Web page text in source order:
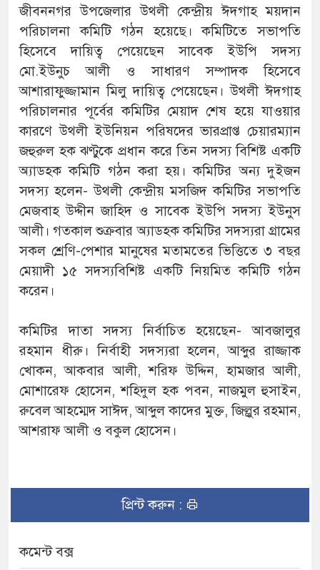
জীবননগর উপজেলার উথলী কেন্দ্রীয় ঈদগাহ ময়দান
পরিচালনা কমিটি গঠন হয়েছে। কমিটিতে সভাপতি
হিসেবে দায়িত্ব পেয়েছেন সাবেক ইউপি সদস্য
মো.ইউনুচ আলী ও সাধারণ সম্পাদক হিসেবে
আশারাফুজ্জামান মিলু দায়িত্ব পেয়েছেন। উথলী ঈদগাহ
পরিচালনার পূর্বের কমিটির মেয়াদ শেষ হয়ে যাওয়ার
কারণে উথলী ইউনিয়ন পরিষদের ভারপ্রাপ্ত চেয়ারম্যান
জহুরুল হক ঝণ্টুকে প্রধান করে তিন সদস্য বিশিষ্ট একটি
অ্যাডহক কমিটি গঠন করা হয়। কমিটির অন্য দুইজন
সদস্য হলেন- উথলী কেন্দ্রীয় মসজিদ কমিটির সভাপতি
মেজবাহ উদ্দীন জাহিদ ও সাবেক ইউপি সদস্য ইউনুস
আলী। গতকাল শুক্রবার অ্যাডহক কমিটির সদস্যরা গ্রামের
সকল শ্রেণি-পেশার মানুষের মতামতের ভিত্তিতে ৩ বছর
মেয়াদী ১৫ সদস্যবিশিষ্ট একটি নিয়মিত কমিটি গঠন
করেন।
কমিটির দাতা সদস্য নির্বাচিত হয়েছেন- আবজালুর
রহমান ধীরু। নির্বাহী সদস্যরা হলেন, আব্দুর রাজ্জাক
খোকন, আকবার আলী, শরিফ উদ্দিন, হামজার আলী,
মোশারেফ হোসেন, শহিদুল হক পবন, নাজমুল হুসাইন,
রুবেল আহম্মেদ সাঈদ, আব্দুল কাদের মুক্ত, জিল্লুর রহমান,
আশরাফ আলী ও বকুল হোসেন।
প্রিন্ট করুন :
কমেন্ট বক্স